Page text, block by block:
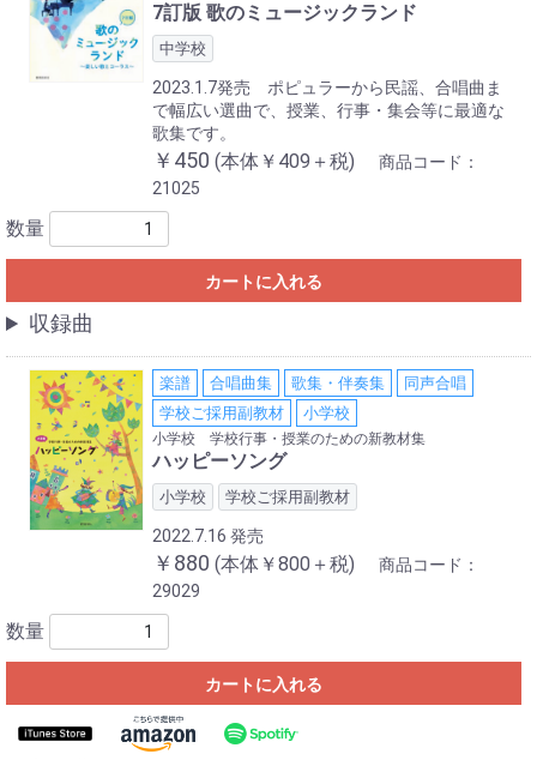
7訂版 歌のミュージックランド
中学校
2023.1.7発売 ポピュラーから民謡、合唱曲ま
で幅広い選曲で、授業、行事・集会等に最適な
歌集です。
￥450 (本体￥409＋税)
商品コード：
21025
数量
カートに入れる
収録曲
楽譜 合唱曲集 歌集・伴奏集
同声合唱
学校ご採用副教材
小学校
小学校 学校行事・授業のための新教材集
ハッピーソング
小学校 学校ご採用副教材
2022.7.16 発売
￥880 (本体￥800＋税)
商品コード：
29029
数量
カートに入れる